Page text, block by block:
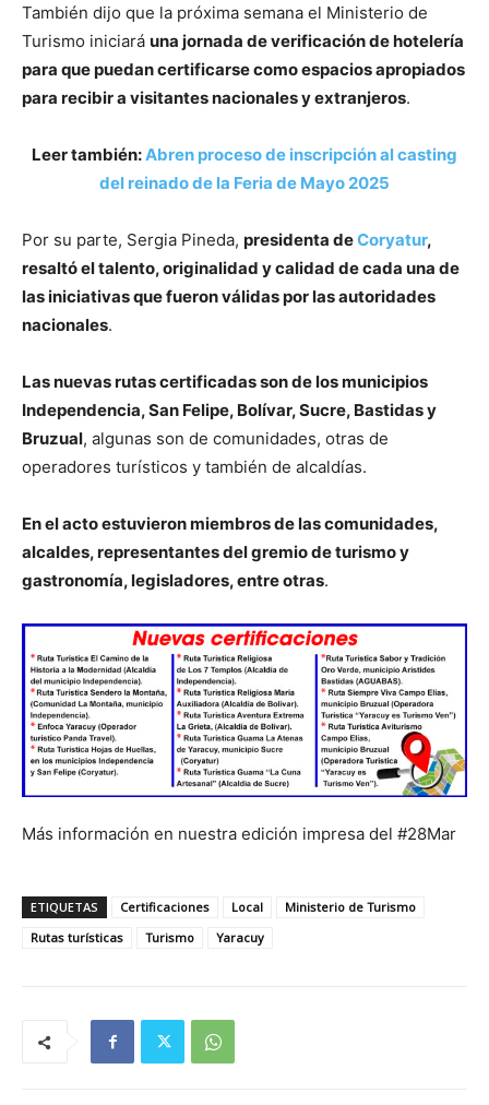
También dijo que la próxima semana el Ministerio de
Turismo iniciará una jornada de verificación de hotelería
para que puedan certificarse como espacios apropiados
para recibir a visitantes nacionales y extranjeros.
Leer también:Abren proceso de inscripción al casting
del reinado de la Feria de Mayo 2025
Por su parte, Sergia Pineda, presidenta deCoryatur,
resaltó el talento, originalidad y calidad de cada una de
las iniciativas que fueron válidas por las autoridades
nacionales.
Las nuevas rutas certificadas son de los municipios
Independencia, San Felipe, Bolívar, Sucre, Bastidas y
Bruzual, algunas son de comunidades, otras de
operadores turísticos y también de alcaldías.
En el acto estuvieron miembros de las comunidades,
alcaldes, representantes del gremio de turismo y
gastronomía, legisladores, entre otras.
Más información en nuestra edición impresa del #28Mar
ETIQUETAS Certificaciones Local
Ministerio de Turismo
Rutas turísticas
Turismo Yaracuy